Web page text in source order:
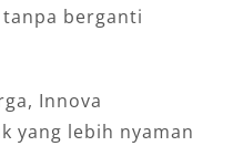
tanpa berganti
Innova
yang lebih nyaman